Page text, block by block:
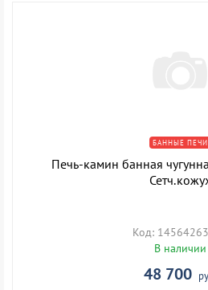
БАННЫЕ ПЕЧИ
Печь-камин банная
Код:
В наличии
48 700